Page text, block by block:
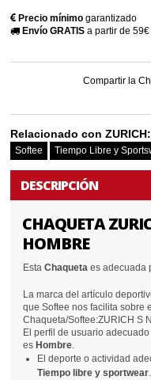
Precio mínimo garantizado
Envío GRATIS a partir de 59€
Compartir la
Relacionado con ZURICH:
Softee Tiempo Libre y
DESCRIPCIÓN
CHAQUETA
HOMBRE
EstaChaqueta es adecuada
La marca del artículo
que Softee nos facilita sobre
Chaqueta/Softee:ZURICH S
El perfil de usuario
es Hombre.
El deporte o actividad
Tiempo libre y sportwear.